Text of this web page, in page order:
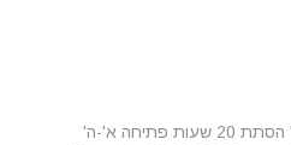
ארומה ביג אילת ביג אילת, רח' הסתת 20 שעות פתיחה א'-ה'